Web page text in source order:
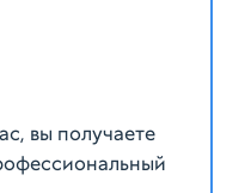
вы получаете